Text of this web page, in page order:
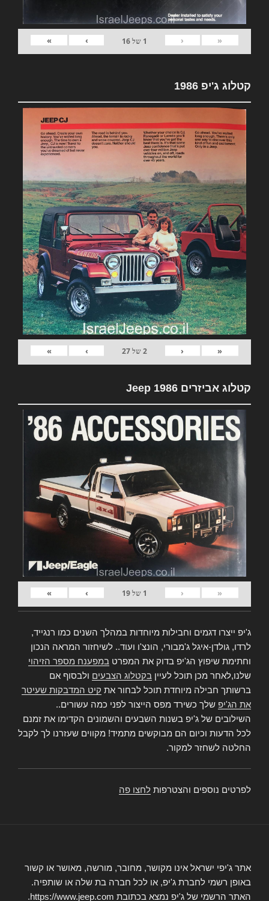
«
‹
1 של16
›
»
קטלוג ג'יפ 1986
«
‹
2של27
›
»
קטלוג אביזרים Jeep 1986
«
‹
1 של19
›
»
ג'יפ ייצרו דגמים וחבילות מיוחדות במהלך השנים כמו רנגייד,
לרדו, גולדן-איגל ג'מבורי, הונצ'ו ועוד.. לשיחזור המראה הנכון
וחתימת שיפוץ הג'יפ בדוק את המפרט במפענח מספר הזיהוי
שלנו,לאחר מכן תוכל לעיין בקטלוג הצבעים ולבסוף אם
ברשותך חבילה מיוחדת תוכל לבחור את קיט המדבקות שעיטר
את הג'יפ שלך כשירד מפס הייצור לפני כמה עשורים..
השילובים של ג'יפ בשנות השבעים והשמונים הקדימו את זמנם
לכל הדעות וכיום הם מבוקשים מתמיד! מקווים שעזרנו לך לקבל
החלטה לשחזר למקור.
לפרטים נוספים והצטרפות לחצו פה
אתר ג'יפי ישראל אינו מקושר, מחובר, מורשה, מאושר או קשור
באופן רשמי לחברת ג'יפ, או לכל חברה בת שלה או שותפיה.
האתר הרשמי של ג'יפ נמצא בכתובת https://www.jeep.com.